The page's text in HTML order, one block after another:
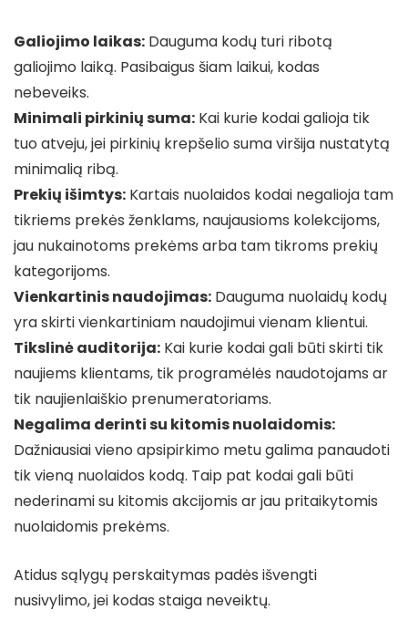
Galiojimo laikas: Dauguma kodų turi ribotą
galiojimo laiką. Pasibaigus šiam laikui, kodas
nebeveiks.
Minimali pirkinių suma: Kai kurie kodai galioja tik
tuo atveju, jei pirkinių krepšelio suma viršija nustatytą
minimalią ribą.
Prekių išimtys: Kartais nuolaidos kodai negalioja tam
tikriems prekės ženklams, naujausioms kolekcijoms,
jau nukainotoms prekėms arba tam tikroms prekių
kategorijoms.
Vienkartinis naudojimas: Dauguma nuolaidų kodų
yra skirti vienkartiniam naudojimui vienam klientui.
Tikslinė auditorija: Kai kurie kodai gali būti skirti tik
naujiems klientams, tik programėlės naudotojams ar
tik naujienlaiškio prenumeratoriams.
Negalima derinti su kitomis nuolaidomis:
Dažniausiai vieno apsipirkimo metu galima panaudoti
tik vieną nuolaidos kodą. Taip pat kodai gali būti
nederinami su kitomis akcijomis ar jau pritaikytomis
nuolaidomis prekėms.
Atidus sąlygų perskaitymas padės išvengti
nusivylimo, jei kodas staiga neveiktų.